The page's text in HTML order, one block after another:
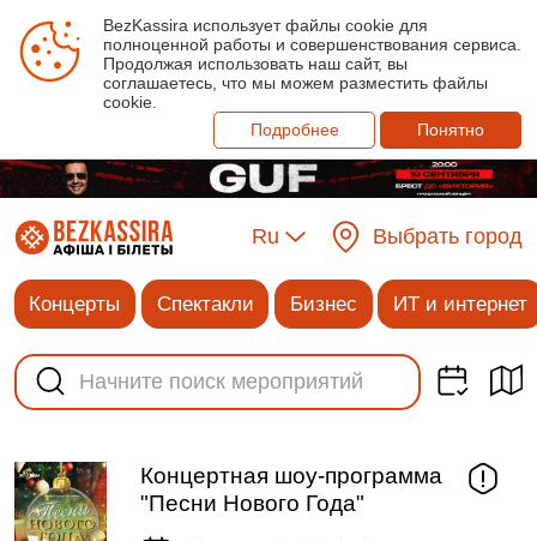
BezKassira использует файлы cookie для
полноценной работы и совершенствования сервиса.
Продолжая использовать наш сайт, вы
соглашаетесь, что мы можем разместить файлы
cookie.
Подробнее
Понятно
Ru Выбрать город
Концерты Спектакли Бизнес ИТ и интернет
Концертная шоу-программа
"Песни Нового Года"